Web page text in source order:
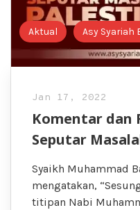
Aktual Asy Syariah
Jan 17, 2022
Komentar dan
Seputar
Syaikh Muhammad
mengatakan,
titipan Nabi